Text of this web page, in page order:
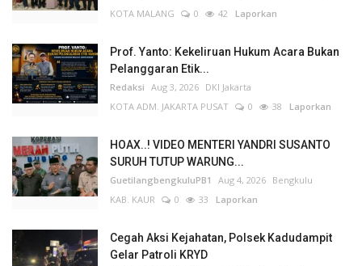
KOTA MALANG
0 42 Laporkan
Prof. Yanto: Kekeliruan Hukum Acara Bukan
Pelanggaran Etik...
Redaksi Aug 3, 2026 DKI Jakarta
KOTA ADM. JAKARTA PUSAT
0 38 Laporkan
HOAX..! VIDEO MENTERI YANDRI SUSANTO
SURUH TUTUP WARUNG...
GuetilangbengkuluPB1 Aug 4, 2026 Bengkulu
KAB. KAUR
0 33 Laporkan
Cegah Aksi Kejahatan, Polsek Kadudampit
Gelar Patroli KRYD